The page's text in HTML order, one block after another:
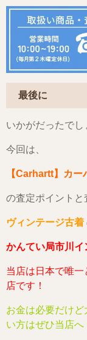
最後に
いかがだったでし
今回は、
【Carhartt】カー
の査定ポイントと
ヴィンテージ古着
かんてい局市川イ
当店は日本で唯
店です！
お金は必要だけ
い方はぜひ当店へ